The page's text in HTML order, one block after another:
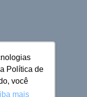
Política de
você
mais